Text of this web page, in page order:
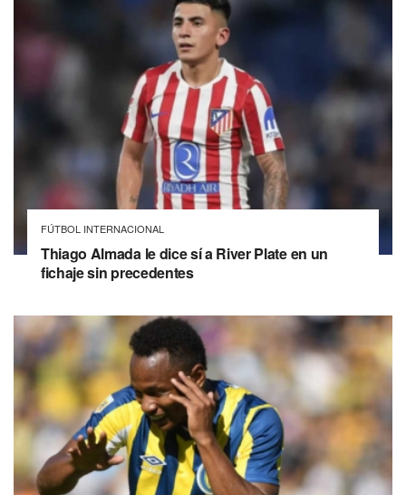
FÚTBOL INTERNACIONAL
Thiago Almada le dice sí a River Plate en un
fichaje sin precedentes